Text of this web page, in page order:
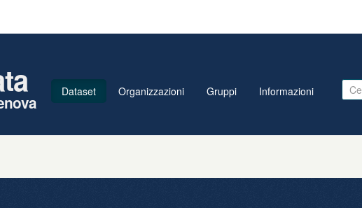
Dataset Organizzazioni Gruppi Informazioni